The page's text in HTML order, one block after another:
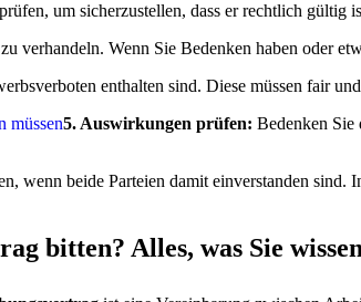
um sicherzustellen, dass er rechtlich gültig
verhandeln. Wenn Sie Bedenken haben oder
enthalten sind. Diese müssen fair
müssen5. Auswirkungen prüfen: Bedenken Sie
beide Parteien damit einverstanden sind.
bitten? Alles, was Sie